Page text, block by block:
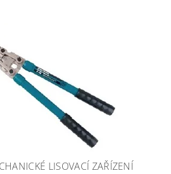
LISOVACÍ ZAŘÍZENÍ